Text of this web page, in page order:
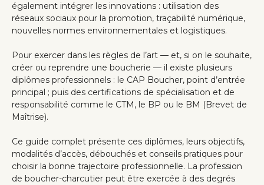
également intégrer les innovations : utilisation des
réseaux sociaux pour la promotion, traçabilité numérique,
nouvelles normes environnementales et logistiques.
Pour exercer dans les règles de l’art — et, si on le souhaite,
créer ou reprendre une boucherie — il existe plusieurs
diplômes professionnels : le CAP Boucher, point d’entrée
principal ; puis des certifications de spécialisation et de
responsabilité comme le CTM, le BP ou le BM (Brevet de
Maîtrise).
Ce guide complet présente ces diplômes, leurs objectifs,
modalités d’accès, débouchés et conseils pratiques pour
choisir la bonne trajectoire professionnelle. La profession
de boucher-charcutier peut être exercée à des degrés